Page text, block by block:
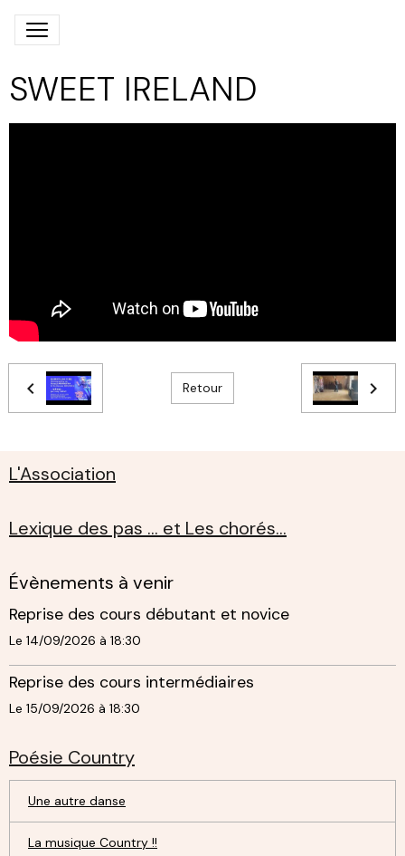
SWEET IRELAND
Retour
L'Association
Lexique des pas ... et Les chorés...
Évènements à venir
Reprise des cours débutant et novice
Le 14/09/2026 à 18:30
Reprise des cours intermédiaires
Le 15/09/2026 à 18:30
Poésie Country
Une autre danse
La musique Country !!